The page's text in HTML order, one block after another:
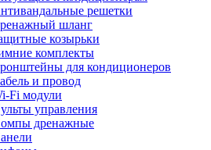
решетки
шланг
козырьки
комплекты
для кондиционеров
и провод
Fi модули
управления
дренажные